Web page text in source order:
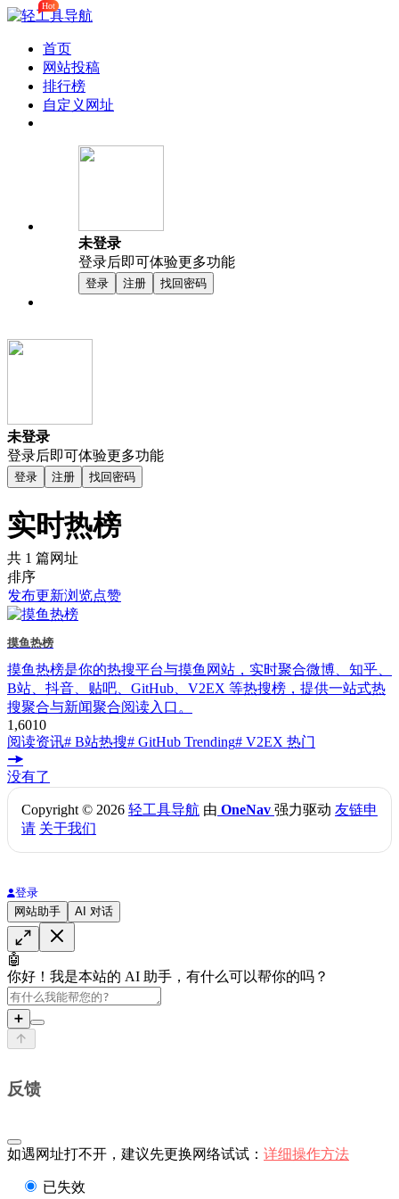
首页
网站投稿
排行榜
Hot
自定义网址
未登录
登录后即可体验更多功能
登录 注册 找回密码
未登录
登录后即可体验更多功能
登录 注册 找回密码
实时热榜
共 1 篇网址
排序
发布更新浏览点赞
摸鱼热榜
摸鱼热榜是你的热搜平台与摸鱼网站，实时聚合微博、知乎、
B站、抖音、贴吧、GitHub、V2EX 等热搜榜，提供一站式热
搜聚合与新闻聚合阅读入口。
1,6010
阅读资讯# B站热搜# GitHub Trending# V2EX 热门
没有了
Copyright © 2026 轻工具导航 由 OneNav 强力驱动 友链申
请 关于我们
登录
网站助手
AI 对话
🤖
你好！我是本站的 AI 助手，有什么可以帮你的吗？
➕
反馈
如遇网址打不开，建议先更换网络试试： 详细操作方法
已失效